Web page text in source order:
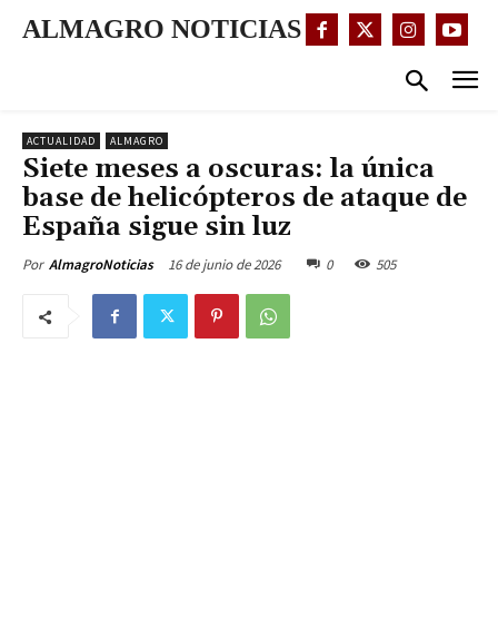
ALMAGRO NOTICIAS
ACTUALIDAD ALMAGRO
Siete meses a oscuras: la única
base de helicópteros de ataque de
España sigue sin luz
Por AlmagroNoticias 16 de junio de 2026 0 505